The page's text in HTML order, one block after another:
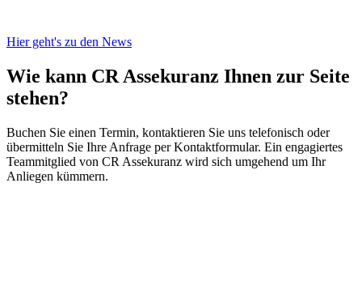
Hier geht's zu den News
Wie kann CR Assekuranz Ihnen zur Seite
stehen?
Buchen Sie einen Termin, kontaktieren Sie uns telefonisch oder
übermitteln Sie Ihre Anfrage per Kontaktformular. Ein engagiertes
Teammitglied von CR Assekuranz wird sich umgehend um Ihr
Anliegen kümmern.